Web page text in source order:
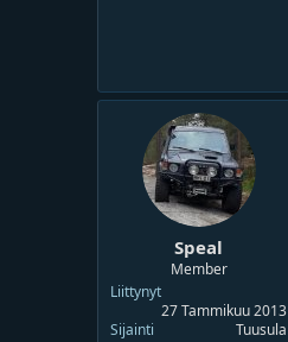
Speal
Member
Liittynyt
27 Tammikuu 2013
Sijainti
Tuusula